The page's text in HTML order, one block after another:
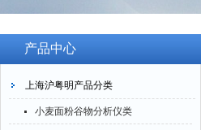
产品中心
上海沪粤明产品分类
小麦面粉谷物分析仪类